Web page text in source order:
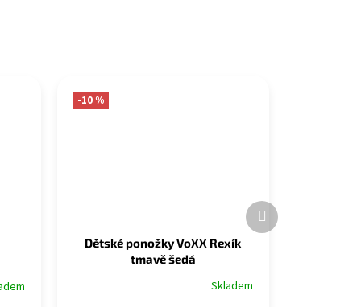
-10 %
Dětské ponožky VoXX Rexík
tmavě šedá
Skladem
Další
produkt